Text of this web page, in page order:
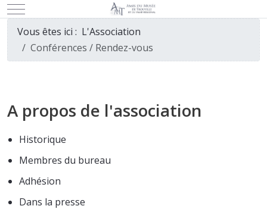
Mobile Menu Toggle
Vous êtes ici : L'Association
Conférences / Rendez-vous
A propos de l'association
Historique
Membres du bureau
Adhésion
Dans la presse